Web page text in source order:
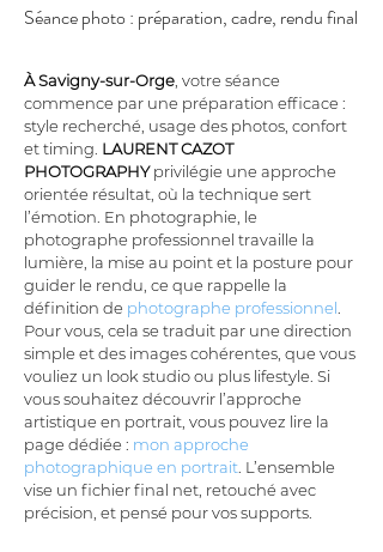
Séance photo : préparation, cadre, rendu final
À Savigny-sur-Orge , votre séance
commence par une préparation efficace :
style recherché, usage des photos, confort
et timing. LAURENT CAZOT
PHOTOGRAPHY privilégie une approche
orientée résultat, où la technique sert
l’émotion. En photographie, le
photographe professionnel travaille la
lumière, la mise au point et la posture pour
guider le rendu, ce que rappelle la
définition de photographe professionnel
Pour vous, cela se traduit par une direction
simple et des images cohérentes, que vous
vouliez un look studio ou plus lifestyle. Si
vous souhaitez découvrir l’approche
artistique en portrait, vous pouvez lire la
page dédiée : mon approche
photographique en portrait . L’ensemble
vise un fichier final net, retouché avec
précision, et pensé pour vos supports.